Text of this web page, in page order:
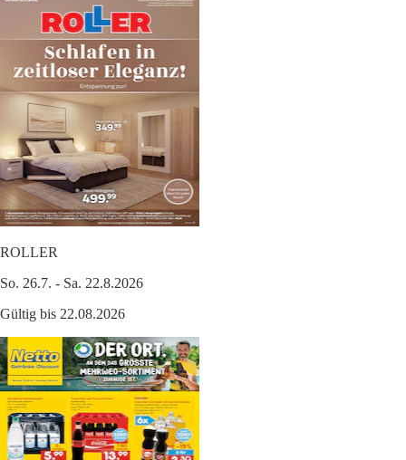
ROLLER
So. 26.7. - Sa. 22.8.2026
Gültig bis 22.08.2026